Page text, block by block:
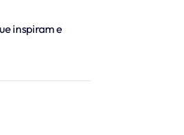
inspiram e